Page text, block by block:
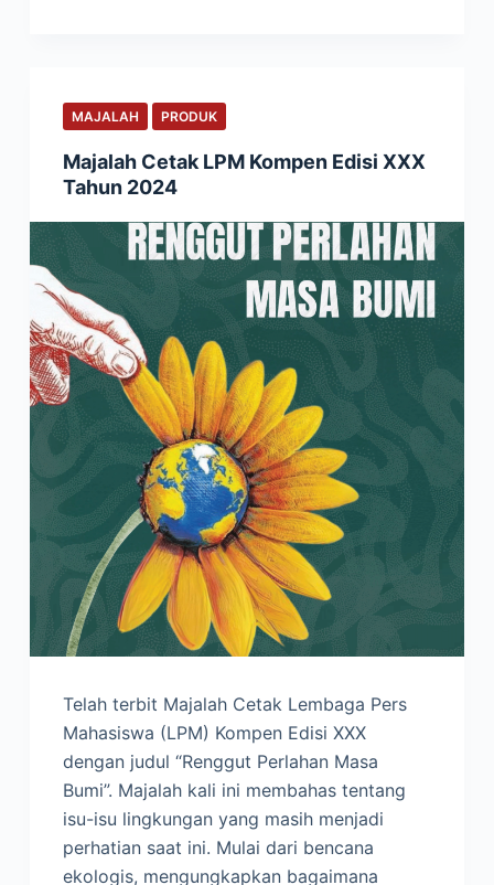
MAJALAH PRODUK
Majalah Cetak LPM Kompen Edisi XXX
Tahun 2024
Telah terbit Majalah Cetak Lembaga Pers
Mahasiswa (LPM) Kompen Edisi XXX
dengan judul “Renggut Perlahan Masa
Bumi”. Majalah kali ini membahas tentang
isu-isu lingkungan yang masih menjadi
perhatian saat ini. Mulai dari bencana
ekologis, mengungkapkan bagaimana